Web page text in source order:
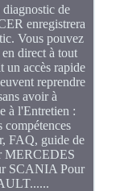
de
enregistrera
Vous pouvez
direct à tout
accès rapide
reprendre
avoir à
à l'Entretien :
compétences
FAQ, guide de
MERCEDES
SCANIA Pour